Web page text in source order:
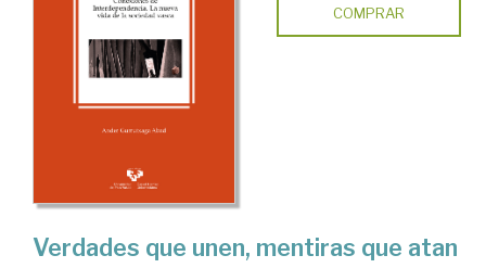
COMPRAR
Verdades que unen, mentiras que atan